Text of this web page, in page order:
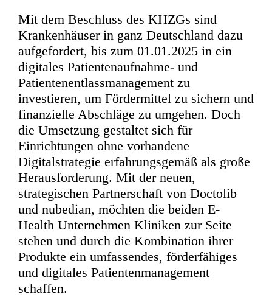
Mit dem Beschluss des KHZGs sind
Krankenhäuser in ganz Deutschland dazu
aufgefordert, bis zum 01.01.2025 in ein
digitales Patientenaufnahme- und
Patientenentlassmanagement zu
investieren, um Fördermittel zu sichern und
finanzielle Abschläge zu umgehen. Doch
die Umsetzung gestaltet sich für
Einrichtungen ohne vorhandene
Digitalstrategie erfahrungsgemäß als große
Herausforderung. Mit der neuen,
strategischen Partnerschaft von Doctolib
und nubedian, möchten die beiden E-
Health Unternehmen Kliniken zur Seite
stehen und durch die Kombination ihrer
Produkte ein umfassendes, förderfähiges
und digitales Patientenmanagement
schaffen.